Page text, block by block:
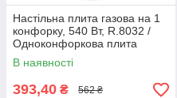
Настільна плита газова на 1
конфорку, 540 Вт, R.8032 /
Одноконфоркова плита
портативна / Плита для
кемпінгу
В наявності
393,40 ₴ 562 ₴